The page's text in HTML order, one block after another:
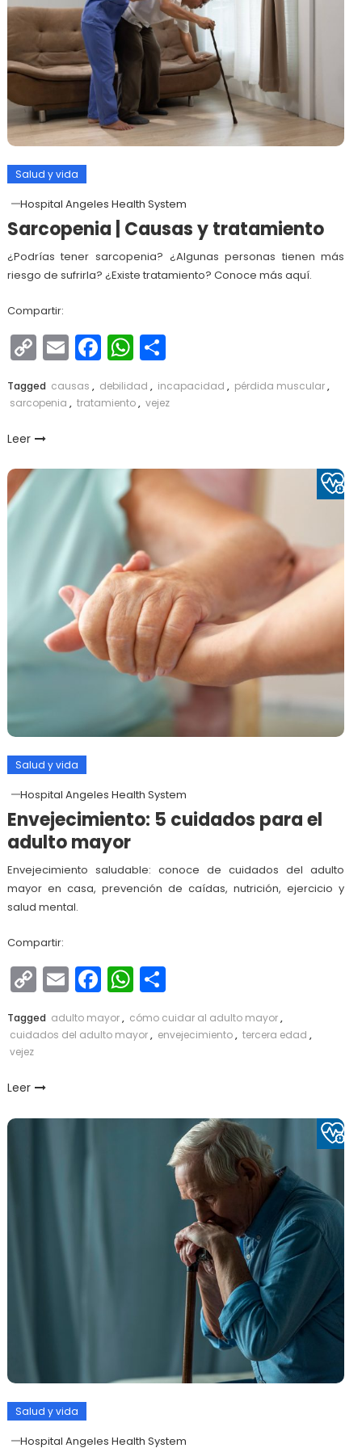
Salud y vida
Hospital Angeles Health System
Sarcopenia | Causas y tratamiento
¿Podrías tener sarcopenia? ¿Algunas personas tienen más
riesgo de sufrirla? ¿Existe tratamiento? Conoce más aquí.
Compartir:
Copy
Link
EmailFacebook
WhatsApp
Compartir
Tagged causas , debilidad , incapacidad , pérdida muscular,
sarcopenia , tratamiento, vejez
Leer
Salud y vida
Hospital Angeles Health System
Envejecimiento: 5 cuidados para el
adulto mayor
Envejecimiento saludable: conoce de cuidados del adulto
mayor en casa, prevención de caídas, nutrición, ejercicio y
salud mental.
Compartir:
Copy
Link
EmailFacebook
WhatsApp
Compartir
Tagged adulto mayor, cómo cuidar al adulto mayor,
cuidados del adulto mayor, envejecimiento, tercera edad ,
vejez
Leer
Salud y vida
Hospital Angeles Health System